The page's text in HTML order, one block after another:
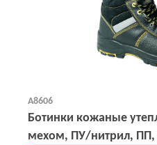
А8606
Ботинки кожаные
мехом, ПУ/нитрил, ПП,